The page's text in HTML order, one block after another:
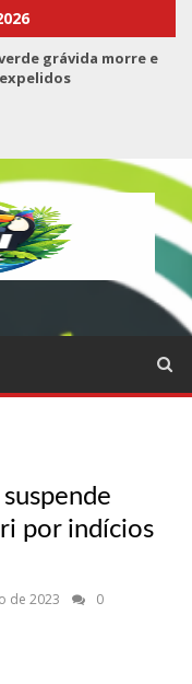
grávida morre e
candidato a vereador
em produtos e até
na Cidade Nova
perto de prefeita de
pertencia a Wanderley
quatro vítimas fatais
e vai a R$ 5,04 no
da Saudade e
munição à ofensiva
do Corpo de Bombeiros
por indícios
de 2023
0